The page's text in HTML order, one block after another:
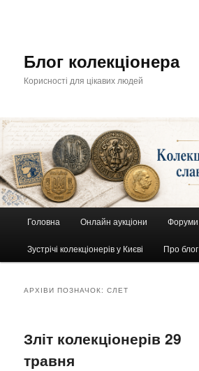
Блог колекціонера
Корисності для цікавих людей
Головна Онлайн аукціони Форуми
Зустрічі колекціонерів у Києві Про блог
АРХІВИ ПОЗНАЧОК:СЛЕТ
Зліт колекціонерів 29
травня